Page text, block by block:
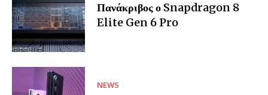
Πανάκριβος ο Snapdragon 8
Elite Gen 6 Pro
NEWS